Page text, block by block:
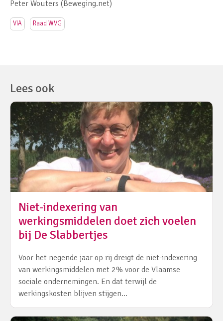
Peter Wouters (Beweging.net)
VIA Raad WVG
Lees ook
Niet-indexering van
werkingsmiddelen doet zich voelen
bij De Slabbertjes
Voor het negende jaar op rij dreigt de niet-indexering
van werkingsmiddelen met 2% voor de Vlaamse
sociale ondernemingen. En dat terwijl de
werkingskosten blijven stijgen…